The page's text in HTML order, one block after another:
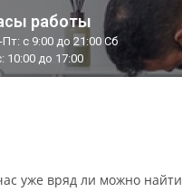
работы
с 9:00 до 21:00 Сб
10:00 до 17:00
уже вряд ли можно найти